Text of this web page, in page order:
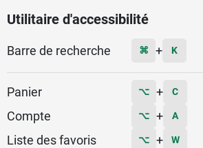
Utilitaire d'accessibilité
Barre de recherche ⌘ + K
Panier ⌥ + C
Compte ⌥ + A
Liste des favoris ⌥ + W
Menu